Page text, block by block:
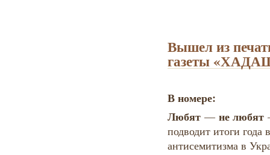
Вышел из
газеты
В номере:
Любят —не любят
подводит итоги года
антисемитизма в